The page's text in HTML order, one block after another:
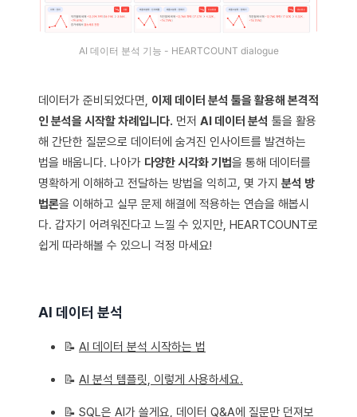
AI 데이터 분석 기능 - HEARTCOUNT dialogue
데이터가 준비되었다면, 이제 데이터 분석 툴을 활용해 본격적
인 분석을 시작할 차례입니다. 먼저 AI 데이터 분석 툴을 활용
해 간단한 질문으로 데이터에 숨겨진 인사이트를 발견하는
법을 배웁니다. 나아가 다양한 시각화 기법을 통해 데이터를
명확하게 이해하고 전달하는 방법을 익히고, 몇 가지 분석 방
법론을 이해하고 실무 문제 해결에 적용하는 연습을 해봅시
다. 갑자기 어려워진다고 느낄 수 있지만, HEARTCOUNT로
쉽게 따라해볼 수 있으니 걱정 마세요!
AI 데이터 분석
📝 AI 데이터 분석 시작하는 법
📝 AI 분석 템플릿, 이렇게 사용하세요.
📝 SQL은 AI가 쓸게요, 데이터 Q&A에 질문만 던져보